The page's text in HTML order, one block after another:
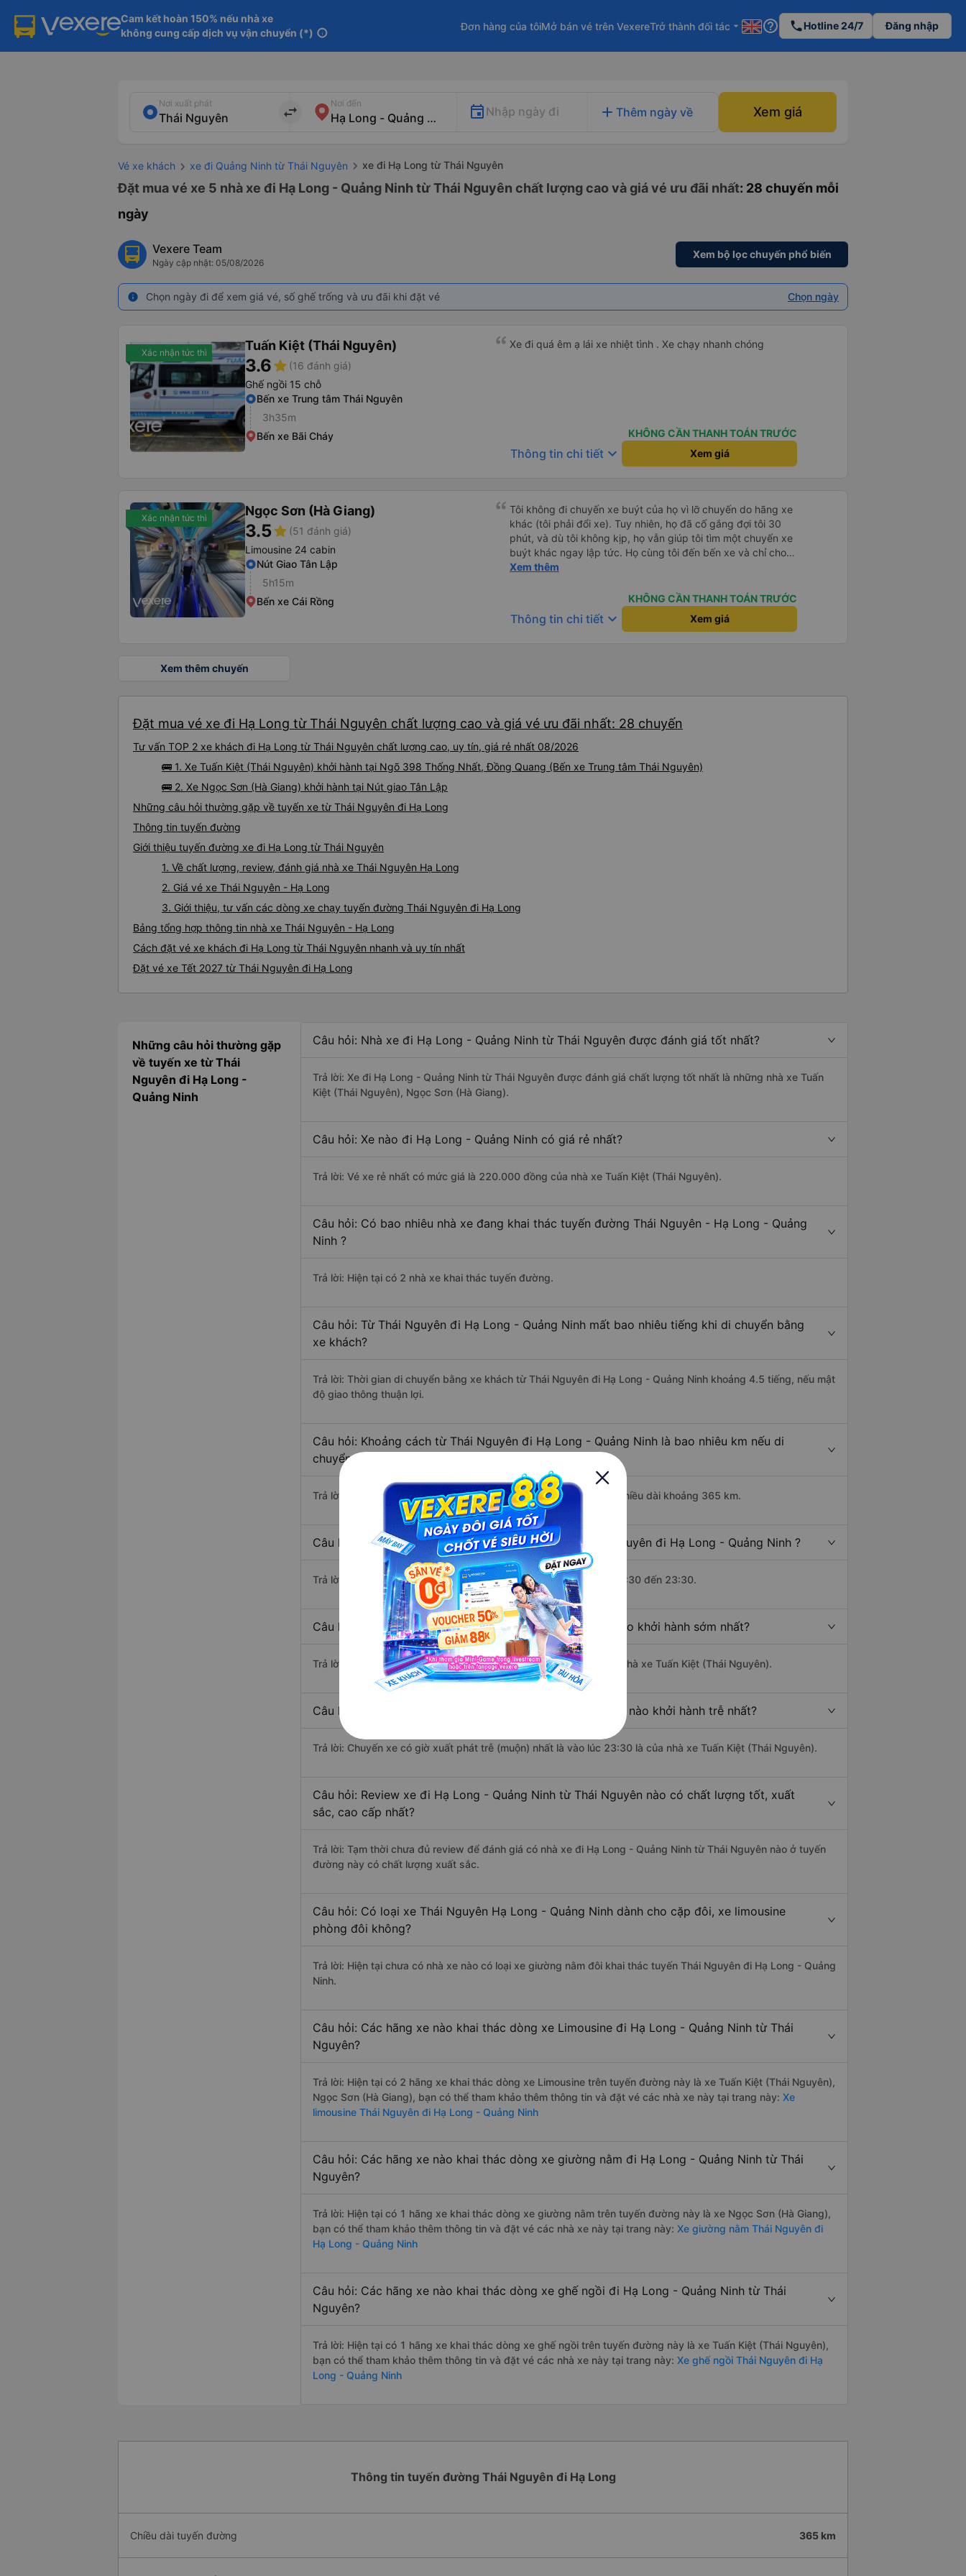
Cam kết hoàn 150% nếu nhà xe
không cung cấp dịch vụ vận chuyển (*) info
Đơn hàng của tôiMở bán vé trên VexereTrở thành đối tác arrow_drop_down help_outline phoneHotline 24/7 Đăng nhập
Nơi xuất phát
import_export
Nơi đến
Nhập ngày đi add Thêm ngày về Xem giá
Vé xe khách xe đi Quảng Ninh từ Thái Nguyên xe đi Hạ Long từ Thái Nguyên
Đặt mua vé xe 5 nhà xe đi Hạ Long - Quảng Ninh từ Thái Nguyên chất lượng cao và giá vé ưu đãi nhất: 28 chuyến mỗi
ngày
Vexere Team
Ngày cập nhật: 05/08/2026
Xem bộ lọc chuyến phổ biến
info Chọn ngày đi để xem giá vé, số ghế trống và ưu đãi khi đặt vé Chọn ngày
Xác nhận tức thì Tuấn Kiệt (Thái Nguyên)
3.6star (16 đánh giá)
Ghế ngồi 15 chỗ
Bến xe Trung tâm Thái Nguyên
3h35m
Bến xe Bãi Cháy
Xe đi quá êm ạ lái xe nhiệt tình . Xe chạy nhanh chóng
KHÔNG CẦN THANH TOÁN TRƯỚC
Thông tin chi tiết keyboard_arrow_down Xem giá
Xác nhận tức thì Ngọc Sơn (Hà Giang)
3.5star (51 đánh giá)
Limousine 24 cabin
Nút Giao Tân Lập
5h15m
Bến xe Cái Rồng
Tôi không đi chuyến xe buýt của họ vì lỡ chuyến do hãng xe
khác (tôi phải đổi xe). Tuy nhiên, họ đã cố gắng đợi tôi 30
phút, và dù tôi không kịp, họ vẫn giúp tôi tìm một chuyến xe
buýt khác ngay lập tức. Họ cùng tôi đến bến xe và chỉ cho
tôi tuyến xe. Rất chuyên nghiệp.
Xem thêm
KHÔNG CẦN THANH TOÁN TRƯỚC
Thông tin chi tiết keyboard_arrow_down Xem giá
Xem thêm chuyến
Đặt mua vé xe đi Hạ Long từ Thái Nguyên chất lượng cao và giá vé ưu đãi nhất: 28 chuyến
Tư vấn TOP 2 xe khách đi Hạ Long từ Thái Nguyên chất lượng cao, uy tín, giá rẻ nhất 08/2026
🚌 1. Xe Tuấn Kiệt (Thái Nguyên) khởi hành tại Ngõ 398 Thống Nhất, Đồng Quang (Bến xe Trung tâm Thái Nguyên)
🚌 2. Xe Ngọc Sơn (Hà Giang) khởi hành tại Nút giao Tân Lập
Những câu hỏi thường gặp về tuyến xe từ Thái Nguyên đi Hạ Long
Thông tin tuyến đường
Giới thiệu tuyến đường xe đi Hạ Long từ Thái Nguyên
1. Về chất lượng, review, đánh giá nhà xe Thái Nguyên Hạ Long
2. Giá vé xe Thái Nguyên - Hạ Long
3. Giới thiệu, tư vấn các dòng xe chạy tuyến đường Thái Nguyên đi Hạ Long
Bảng tổng hợp thông tin nhà xe Thái Nguyên - Hạ Long
Cách đặt vé xe khách đi Hạ Long từ Thái Nguyên nhanh và uy tín nhất
Đặt vé xe Tết 2027 từ Thái Nguyên đi Hạ Long
Những câu hỏi thường gặp
về tuyến xe từ Thái
Nguyên đi Hạ Long -
Quảng Ninh
Câu hỏi: Nhà xe đi Hạ Long - Quảng Ninh từ Thái Nguyên được đánh giá tốt nhất?
Trả lời: Xe đi Hạ Long - Quảng Ninh từ Thái Nguyên được đánh giá chất lượng tốt nhất là những nhà xe Tuấn
Kiệt (Thái Nguyên), Ngọc Sơn (Hà Giang).
Câu hỏi: Xe nào đi Hạ Long - Quảng Ninh có giá rẻ nhất?
Trả lời: Vé xe rẻ nhất có mức giá là 220.000 đồng của nhà xe Tuấn Kiệt (Thái Nguyên).
Câu hỏi: Có bao nhiêu nhà xe đang khai thác tuyến đường Thái Nguyên - Hạ Long - Quảng
Ninh ?
Trả lời: Hiện tại có 2 nhà xe khai thác tuyến đường.
Câu hỏi: Từ Thái Nguyên đi Hạ Long - Quảng Ninh mất bao nhiêu tiếng khi di chuyển bằng
xe khách?
Trả lời: Thời gian di chuyển bằng xe khách từ Thái Nguyên đi Hạ Long - Quảng Ninh khoảng 4.5 tiếng, nếu mật
độ giao thông thuận lợi.
Câu hỏi: Khoảng cách từ Thái Nguyên đi Hạ Long - Quảng Ninh là bao nhiêu km nếu di
chuyển bằng xe khách?
Trả lời: Đoạn đường đi Hạ Long - Quảng Ninh từ Thái Nguyên có chiều dài khoảng 365 km.
Câu hỏi: Mỗi ngày có bao nhiêu chuyến xe khách Thái Nguyên đi Hạ Long - Quảng Ninh ?
Trả lời: Trung bình mỗi ngày có khoảng 28 chuyến xe bắt đầu từ 5:30 đến 23:30.
Câu hỏi: Nhà xe đi Thái Nguyên Hạ Long - Quảng Ninh nào khởi hành sớm nhất?
Trả lời: Chuyến xe có giờ xuất phát sớm nhất vào lúc 5:30 là của nhà xe Tuấn Kiệt (Thái Nguyên).
Câu hỏi: Nhà xe đi Hạ Long - Quảng Ninh từ Thái Nguyên nào khởi hành trễ nhất?
Trả lời: Chuyến xe có giờ xuất phát trễ (muộn) nhất là vào lúc 23:30 là của nhà xe Tuấn Kiệt (Thái Nguyên).
Câu hỏi: Review xe đi Hạ Long - Quảng Ninh từ Thái Nguyên nào có chất lượng tốt, xuất
sắc, cao cấp nhất?
Trả lời: Tạm thời chưa đủ review để đánh giá có nhà xe đi Hạ Long - Quảng Ninh từ Thái Nguyên nào ở tuyến
đường này có chất lượng xuất sắc.
Câu hỏi: Có loại xe Thái Nguyên Hạ Long - Quảng Ninh dành cho cặp đôi, xe limousine
phòng đôi không?
Trả lời: Hiện tại chưa có nhà xe nào có loại xe giường nằm đôi khai thác tuyến Thái Nguyên đi Hạ Long - Quảng
Ninh.
Câu hỏi: Các hãng xe nào khai thác dòng xe Limousine đi Hạ Long - Quảng Ninh từ Thái
Nguyên?
Trả lời: Hiện tại có 2 hãng xe khai thác dòng xe Limousine trên tuyến đường này là xe Tuấn Kiệt (Thái Nguyên),
Ngọc Sơn (Hà Giang), bạn có thể tham khảo thêm thông tin và đặt vé các nhà xe này tại trang này: Xe
limousine Thái Nguyên đi Hạ Long - Quảng Ninh
Câu hỏi: Các hãng xe nào khai thác dòng xe giường nằm đi Hạ Long - Quảng Ninh từ Thái
Nguyên?
Trả lời: Hiện tại có 1 hãng xe khai thác dòng xe giường nằm trên tuyến đường này là xe Ngọc Sơn (Hà Giang),
bạn có thể tham khảo thêm thông tin và đặt vé các nhà xe này tại trang này: Xe giường nằm Thái Nguyên đi
Hạ Long - Quảng Ninh
Câu hỏi: Các hãng xe nào khai thác dòng xe ghế ngồi đi Hạ Long - Quảng Ninh từ Thái
Nguyên?
Trả lời: Hiện tại có 1 hãng xe khai thác dòng xe ghế ngồi trên tuyến đường này là xe Tuấn Kiệt (Thái Nguyên),
bạn có thể tham khảo thêm thông tin và đặt vé các nhà xe này tại trang này: Xe ghế ngồi Thái Nguyên đi Hạ
Long - Quảng Ninh
Thông tin tuyến đường Thái Nguyên đi Hạ Long
Chiều dài tuyến đường 365 km